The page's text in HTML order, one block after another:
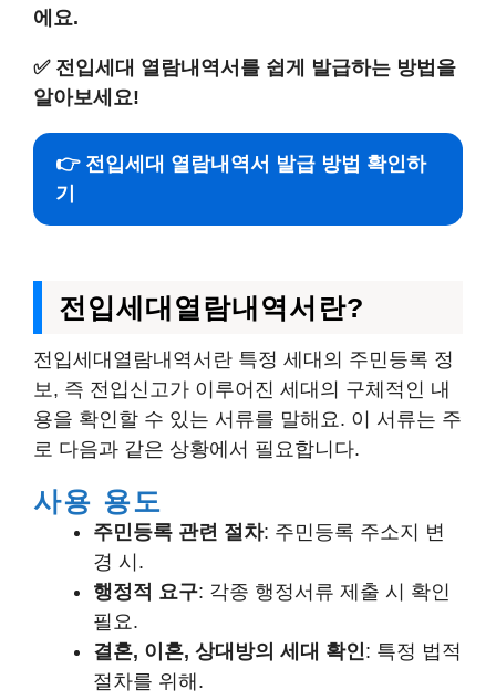
에요.
✅ 전입세대 열람내역서를 쉽게 발급하는 방법을
알아보세요!
👉 전입세대 열람내역서 발급 방법 확인하
기
전입세대열람내역서란?
전입세대열람내역서란 특정 세대의 주민등록 정
보, 즉 전입신고가 이루어진 세대의 구체적인 내
용을 확인할 수 있는 서류를 말해요. 이 서류는 주
로 다음과 같은 상황에서 필요합니다.
사용 용도
주민등록 관련 절차: 주민등록 주소지 변
경 시.
행정적 요구: 각종 행정서류 제출 시 확인
필요.
결혼, 이혼, 상대방의 세대 확인: 특정 법적
절차를 위해.